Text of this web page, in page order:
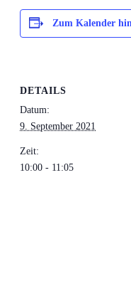
Zum Kalender
DETAILS
Datum:
9. September 2021
Zeit:
10:00 - 11:05